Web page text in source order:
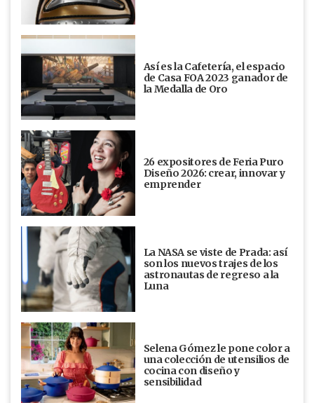
Así es la Cafetería, el espacio
de Casa FOA 2023 ganador de
la Medalla de Oro
26 expositores de Feria Puro
Diseño 2026: crear, innovar y
emprender
La NASA se viste de Prada: así
son los nuevos trajes de los
astronautas de regreso a la
Luna
Selena Gómez le pone color a
una colección de utensilios de
cocina con diseño y
sensibilidad